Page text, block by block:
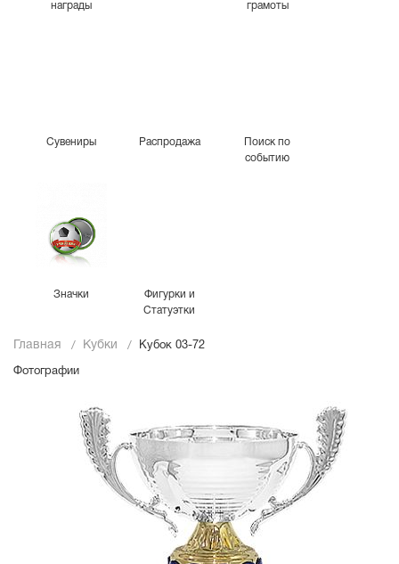
награды
грамоты
Сувениры Распродажа
Поиск по
событию
Значки
Фигурки и
Статуэтки
Главная Кубки Кубок 03-72
Фотографии